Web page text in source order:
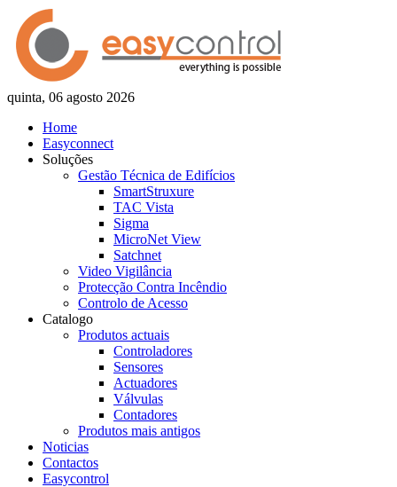
quinta, 06 agosto 2026
Home
Easyconnect
Soluções
Gestão Técnica de Edifícios
SmartStruxure
TAC Vista
Sigma
MicroNet View
Satchnet
Video Vigilância
Protecção Contra Incêndio
Controlo de Acesso
Catalogo
Produtos actuais
Controladores
Sensores
Actuadores
Válvulas
Contadores
Produtos mais antigos
Noticias
Contactos
Easycontrol